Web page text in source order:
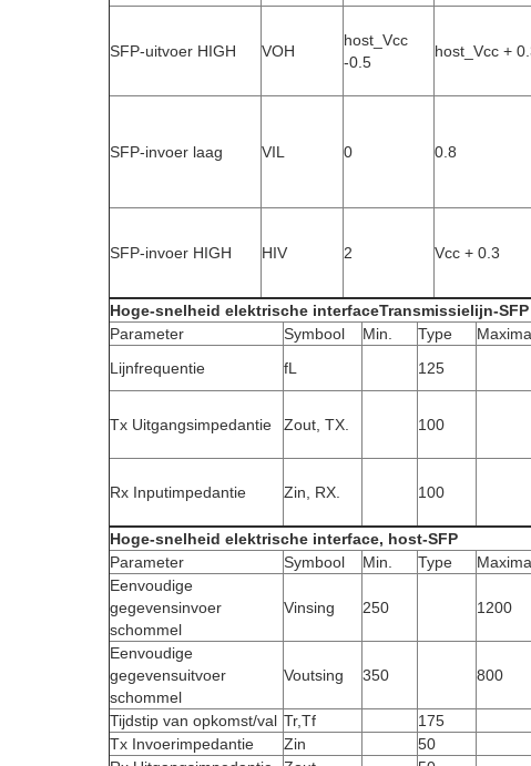
SFP-uitvoer HIGH VOH
host_Vcc
-0.5
host_Vcc +
SFP-invoer laag VIL 0 0.8
SFP-invoer HIGH HIV 2 Vcc + 0.3
Hoge-snelheid elektrische interfaceTransmissielijn-SFP
Parameter
Symbool Min. Type
Lijnfrequentie
fL 125
Tx Uitgangsimpedantie Zout, TX. 100
Rx Inputimpedantie Zin, RX. 100
Hoge-snelheid elektrische interface, host-SFP
Parameter
Symbool Min. Type
Eenvoudige
gegevensinvoer
schommel
Vinsing 250 1200
Eenvoudige
gegevensuitvoer
schommel
Voutsing 350 800
Tijdstip van opkomst/val Tr,Tf 175
Tx Invoerimpedantie
Zin 50